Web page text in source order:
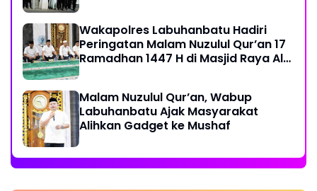
Wakapolres Labuhanbatu Hadiri
Peringatan Malam Nuzulul Qur’an 17
Ramadhan 1447 H di Masjid Raya Al-
Malam Nuzulul Qur’an, Wabup
Labuhanbatu Ajak Masyarakat
Alihkan Gadget ke Mushaf